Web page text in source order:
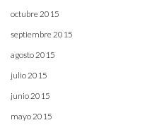
octubre 2015
septiembre 2015
agosto 2015
julio 2015
junio 2015
mayo 2015